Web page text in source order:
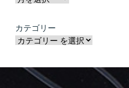
カテゴリー